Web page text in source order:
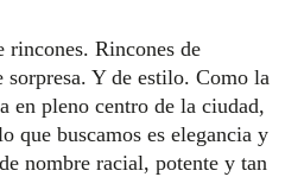
rincones. Rincones de
sorpresa. Y de estilo. Como la
en pleno centro de la ciudad,
que buscamos es elegancia y
nombre racial, potente y tan